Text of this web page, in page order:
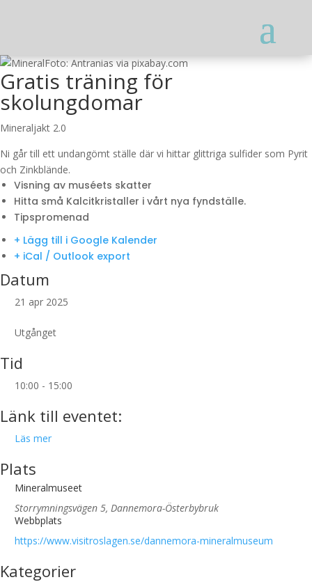
Foto: Antranias via pixabay.com
Gratis träning för
skolungdomar
Mineraljakt 2.0
Ni går till ett undangömt ställe där vi hittar glittriga sulfider som Pyrit
och Zinkblände.
Visning av muséets skatter
Hitta små Kalcitkristaller i vårt nya fyndställe.
Tipspromenad
+ Lägg till i Google Kalender
+ iCal / Outlook export
Datum
21 apr 2025
Utgånget
Tid
10:00 - 15:00
Länk till eventet:
Läs mer
Plats
Mineralmuseet
Storrymningsvägen 5, Dannemora-Österbybruk
Webbplats
https://www.visitroslagen.se/dannemora-mineralmuseum
Kategorier